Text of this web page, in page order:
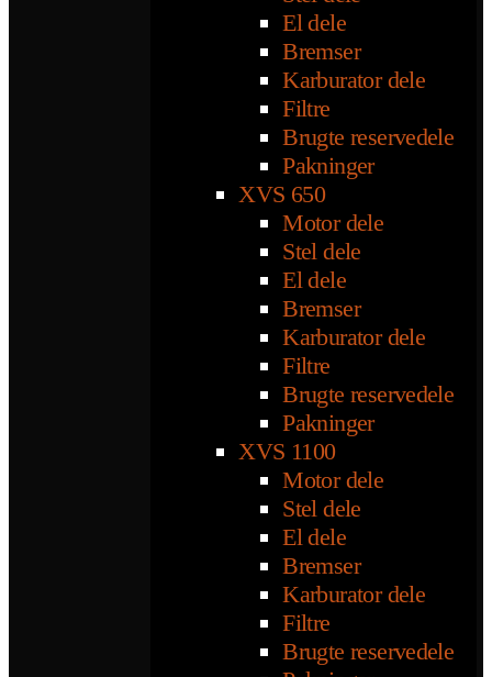
El dele
Bremser
Karburator dele
Filtre
Brugte reservedele
Pakninger
XVS 650
Motor dele
Stel dele
El dele
Bremser
Karburator dele
Filtre
Brugte reservedele
Pakninger
XVS 1100
Motor dele
Stel dele
El dele
Bremser
Karburator dele
Filtre
Brugte reservedele